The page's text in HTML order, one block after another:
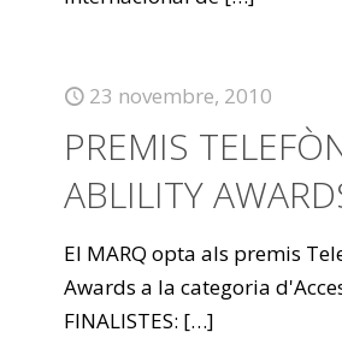
23 novembre, 2010
PREMIS
ABLILITY
El MARQ opta als premis
Awards a la categoria
FINALISTES: […]